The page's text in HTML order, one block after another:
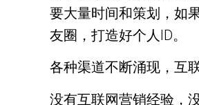
要大量时间和策划，如
友圈，打造好个人ID。
各种渠道不断涌现，互
没有互联网营销经验，